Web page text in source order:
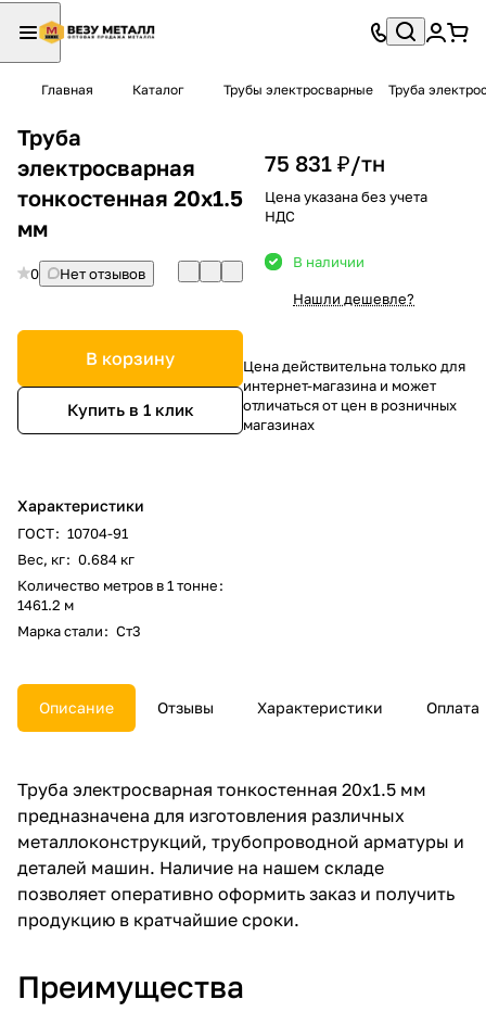
Главная Каталог Трубы электросварные Труба
Труба
электросварная
тонкостенная 20х1.5
мм
0 Нет отзывов
В корзину
Купить в 1 клик
Характеристики
ГОСТ: 10704-91
Вес, кг: 0.684 кг
Количество метров в 1 тонне:
1461.2 м
Марка стали: Ст3
75 831 ₽/тн
Цена указана без учета
НДС
В наличии
Нашли дешевле?
Цена действительна только для
интернет-магазина и может
отличаться от цен в розничных
магазинах
Описание Отзывы Характеристики Оплата
Труба электросварная тонкостенная 20x1.5 мм
предназначена для изготовления различных
металлоконструкций, трубопроводной арматуры и
деталей машин. Наличие на нашем складе
позволяет оперативно оформить заказ и получить
продукцию в кратчайшие сроки.
Преимущества